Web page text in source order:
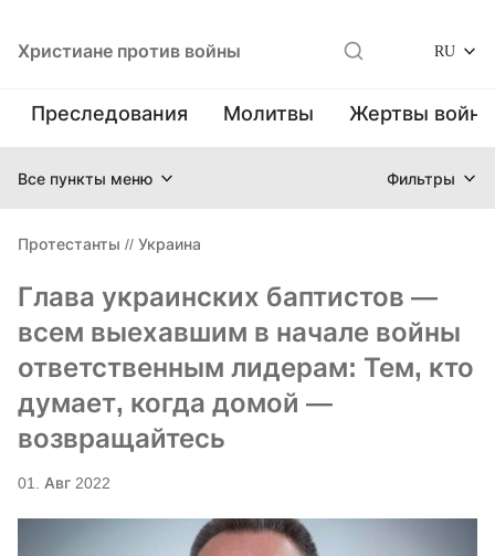
Христиане против войны RU
Преследования Молитвы Жертвы
Все пункты меню Фильтры
Протестанты // Украина
Глава украинских баптистов —
всем выехавшим в начале войны
ответственным лидерам: Тем, кто
думает, когда домой —
возвращайтесь
01. Авг 2022